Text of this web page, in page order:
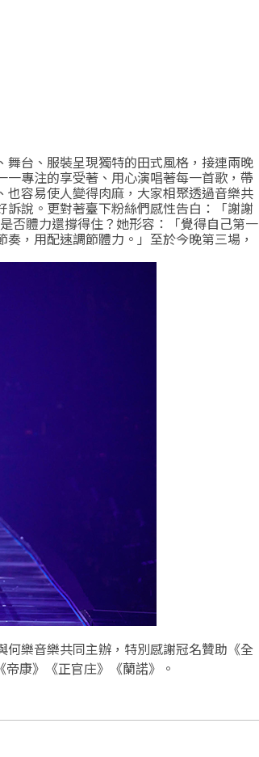
台、服裝呈現獨特的田式風格，接連兩晚
專注的享受著、用心演唱著每一首歌，帶
容易使人變得肉麻，大家相聚透過音樂共
說。更對著臺下粉絲們感性告白：「謝謝
否體力還撐得住？她形容：「覺得自己第一
，用配速調節體力。」至於今晚第三場，
樂音樂共同主辦，特別感謝冠名贊助《全
康》《正官庄》《蘭諾》。